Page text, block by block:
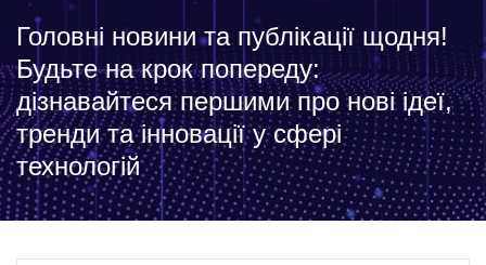
Головні новини та публікації щодня!
Будьте на крок попереду:
дізнавайтеся першими про нові ідеї,
тренди та інновації у сфері
технологій